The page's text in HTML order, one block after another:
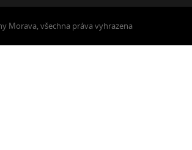
Morava, všechna práva vyhrazena